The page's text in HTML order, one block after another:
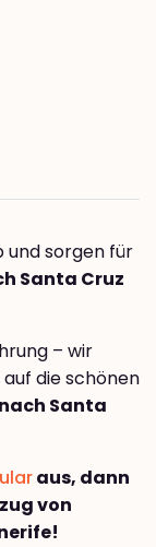
und sorgen für
Santa Cruz
– wir
die schönen
Santa
aus, dann
von